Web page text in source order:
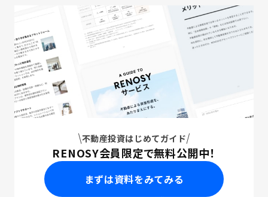
不動産投資はじめてガイド
RENOSY会員限定で無料公開中！
まずは資料をみてみる